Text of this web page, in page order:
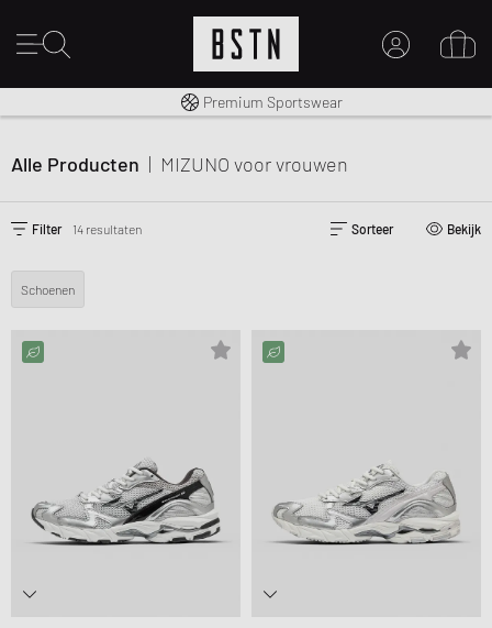
MIJN ACCOUNT
MAAK EEN ACCOUNT AAN
Gratis verzending naar NL vanaf € 100
Premium Sportswear
Alle Producten | MIZUNO voor vrouwen
Filter 14 resultaten Sorteer Bekijk
Schoenen